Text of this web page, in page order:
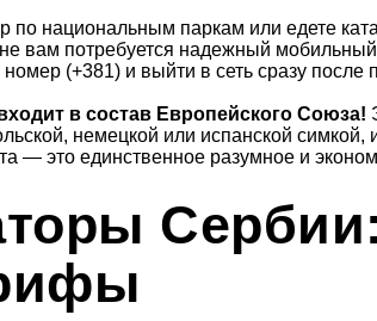
по национальным паркам или едете
вам потребуется надежный
(+381) и выйти в сеть сразу
в состав Европейского Союза!
немецкой или испанской
— это единственное разумное и